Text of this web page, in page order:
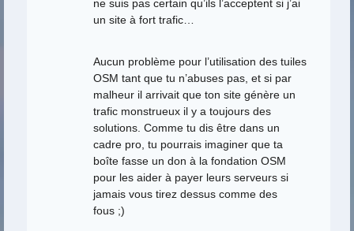
ne suis pas certain qu’ils l’acceptent si j’ai
un site à fort trafic…
Aucun problème pour l’utilisation des tuiles
OSM tant que tu n’abuses pas, et si par
malheur il arrivait que ton site génère un
trafic monstrueux il y a toujours des
solutions. Comme tu dis être dans un
cadre pro, tu pourrais imaginer que ta
boîte fasse un don à la fondation OSM
pour les aider à payer leurs serveurs si
jamais vous tirez dessus comme des
fous ;)